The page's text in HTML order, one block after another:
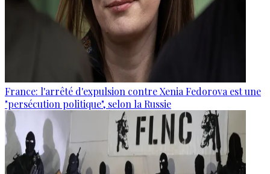
France: l'arrêté d'expulsion contre Xenia Fedorova est une
"persécution politique", selon la Russie